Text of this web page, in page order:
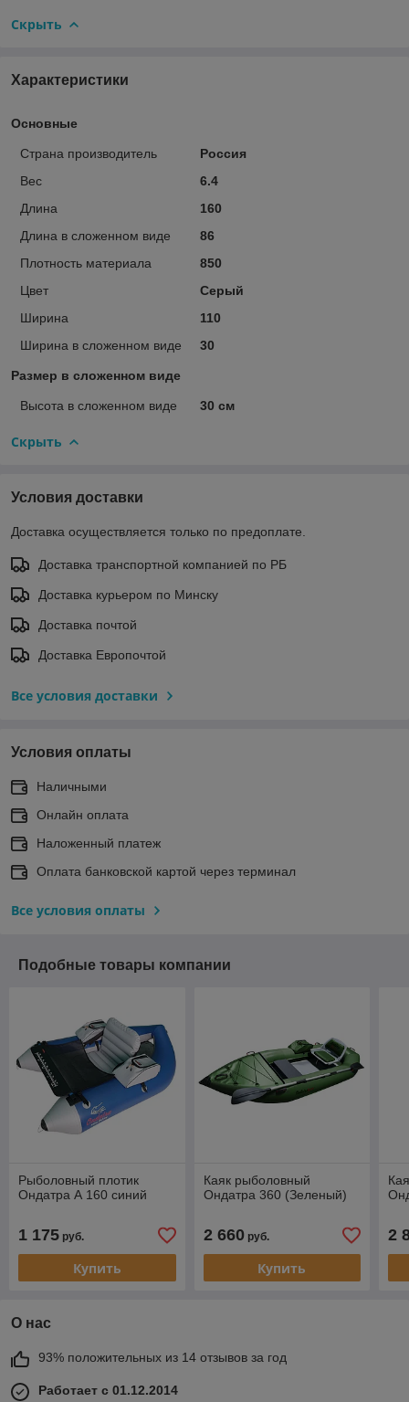
Скрыть
Характеристики
Основные
Страна производитель
Россия
Вес
6.4
Длина
160
Длина в сложенном виде
86
Плотность материала
850
Цвет
Серый
Ширина
110
Ширина в сложенном виде
30
Размер в сложенном виде
Высота в сложенном виде 30 см
Скрыть
Условия доставки
Доставка осуществляется только по предоплате.
Доставка транспортной компанией по РБ
Доставка курьером по Минску
Доставка почтой
Доставка Европочтой
Все условия доставки
Условия оплаты
Наличными
Онлайн оплата
Наложенный платеж
Оплата банковской картой через терминал
Все условия оплаты
Подобные товары компании
Рыболовный плотик
Ондатра А 160 синий
1 175 руб.
Купить
Каяк рыболовный
Ондатра 360 (Зеленый)
2 660руб.
Купить
2
О нас
93% положительных из 14 отзывов за год
Работает с 01.12.2014